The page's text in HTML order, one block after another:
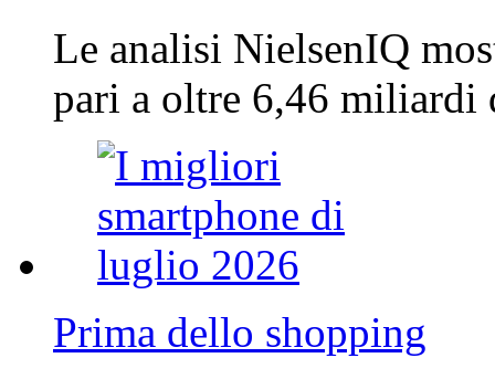
Le analisi NielsenIQ
pari a oltre 6,46
Prima dello shopping